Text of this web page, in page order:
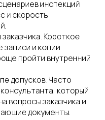
инспекций
и скорость
Короткое
и копии
пройти внутренний
допусков. Часто
который
вопросы заказчика и
документы.